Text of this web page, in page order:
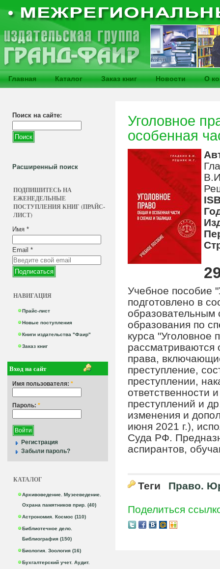
Главная Каталог Заказ книг Новости О
Поиск на сайте:
Расширенный поиск
ПОДПИШИТЕСЬ НА
ЕЖЕНЕДЕЛЬНЫЕ
ПОСТУПЛЕНИЯ КНИГ (ПРАЙС-
ЛИСТ)
Имя *
Email *
НАВИГАЦИЯ
Прайс-лист
Новые поступления
Книги издательства "Фаир"
Заказ книг
Вход на сайт
Имя пользователя: *
Пароль: *
Регистрация
Забыли пароль?
КАТАЛОГ
Архивоведение. Музееведение.
Охрана памятников прир. (40)
Астрономия. Космос (110)
Библиотечное дело.
Библиография (150)
Биология. Зоология (16)
Бухгалтерский учет. Аудит.
Уголовное
особенная
Учебное пособие
подготовлено в
образовательным
образования по
курса "Уголовное
рассматриваются
права,
преступление,
преступлении,
ответственности
преступлений и
изменения и
июня 2021 г.),
Суда РФ.
аспирантов,
Теги Право.
Поделиться